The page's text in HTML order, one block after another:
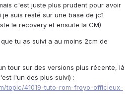
c'est juste plus prudent pour avoir
suis resté sur une base de jc1
le recovery et ensuite la CM)
tu as suivi a au moins 2cm de
tour sur des versions plus récente, là
l'un des plus suivi) :
topic/41019-tuto-rom-froyo-officieux-